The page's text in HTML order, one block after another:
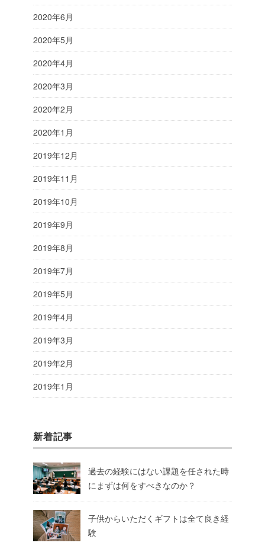
2020年6月
2020年5月
2020年4月
2020年3月
2020年2月
2020年1月
2019年12月
2019年11月
2019年10月
2019年9月
2019年8月
2019年7月
2019年5月
2019年4月
2019年3月
2019年2月
2019年1月
新着記事
過去の経験にはない課題を任された時
にまずは何をすべきなのか？
子供からいただくギフトは全て良き経
験